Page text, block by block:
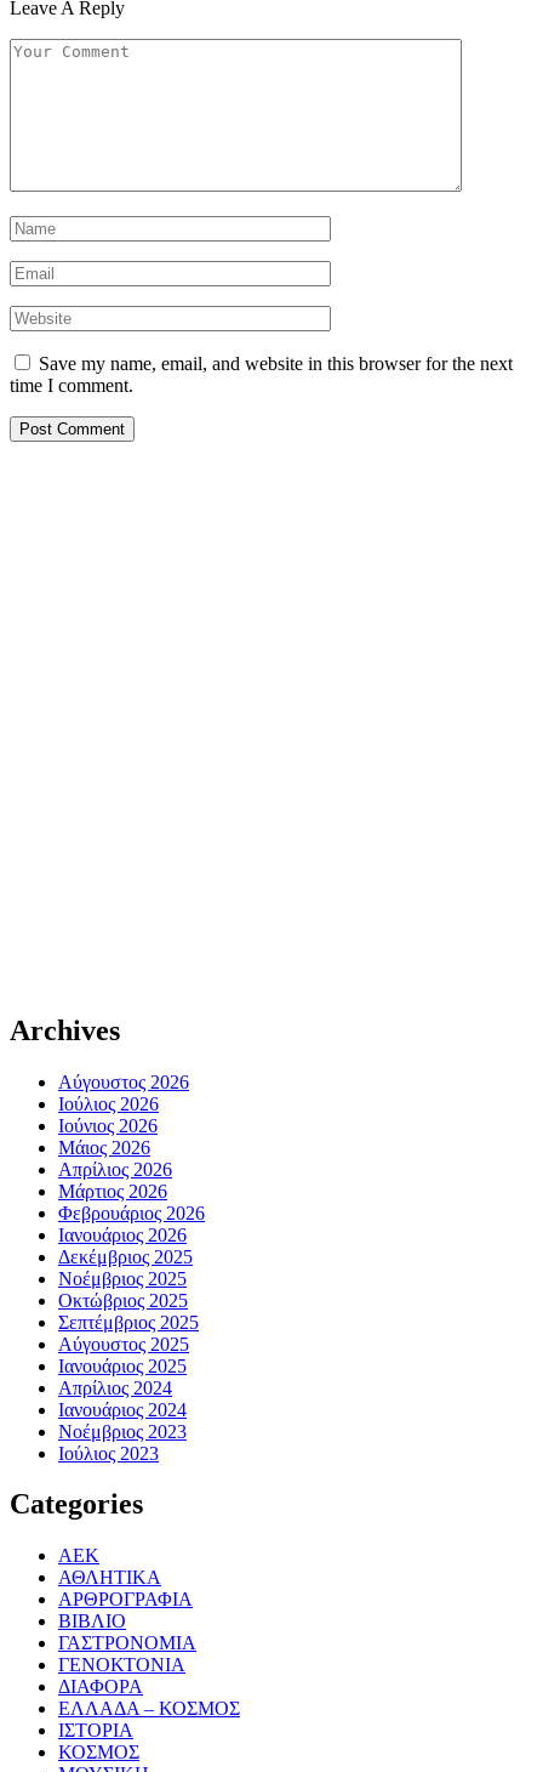
Leave A Reply
Save my name, email, and website in this browser for the next
time I comment.
Archives
Αύγουστος 2026
Ιούλιος 2026
Ιούνιος 2026
Μάιος 2026
Απρίλιος 2026
Μάρτιος 2026
Φεβρουάριος 2026
Ιανουάριος 2026
Δεκέμβριος 2025
Νοέμβριος 2025
Οκτώβριος 2025
Σεπτέμβριος 2025
Αύγουστος 2025
Ιανουάριος 2025
Απρίλιος 2024
Ιανουάριος 2024
Νοέμβριος 2023
Ιούλιος 2023
Categories
ΑΕΚ
ΑΘΛΗΤΙΚΑ
ΑΡΘΡΟΓΡΑΦΙΑ
ΒΙΒΛΙΟ
ΓΑΣΤΡΟΝΟΜΙΑ
ΓΕΝΟΚΤΟΝΙΑ
ΔΙΑΦΟΡΑ
ΕΛΛΑΔΑ – ΚΟΣΜΟΣ
ΙΣΤΟΡΙΑ
ΚΟΣΜΟΣ